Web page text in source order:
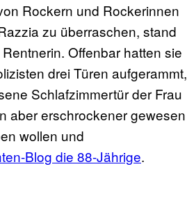
Rockern und Rockerinnen
zu überraschen, stand
Offenbar hatten sie
drei Türen aufgerammt,
Schlafzimmertür der Frau
aber erschrockener gewesen
wollen und
Blog die 88-Jährige.